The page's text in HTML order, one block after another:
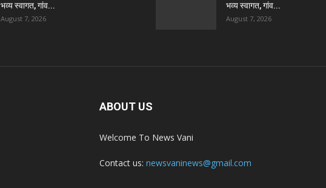
भव्य स्वागत, गांव...
August 7, 2026
भव्य स्वागत, गांव...
August 7, 2026
ABOUT US
Welcome To News Vani
Contact us: newsvaninews@gmail.com